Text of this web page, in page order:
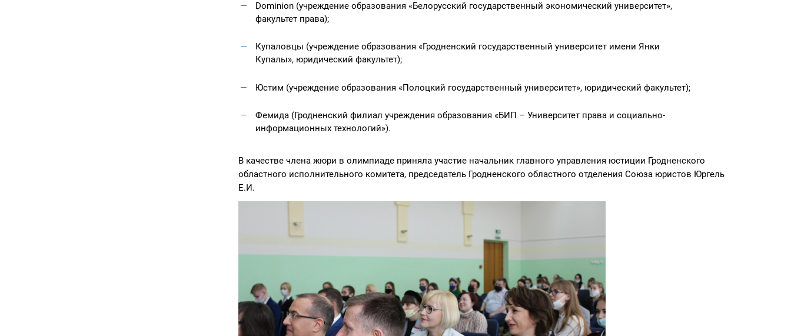
Dominion (учреждение образования «Белорусский государственный экономический университет»,
факультет права);
Купаловцы (учреждение образования «Гродненский государственный университет имени Янки
Купалы», юридический факультет);
Юстим (учреждение образования «Полоцкий государственный университет», юридический факультет);
Фемида (Гродненский филиал учреждения образования «БИП – Университет права и социально-
информационных технологий»).
В качестве члена жюри в олимпиаде приняла участие начальник главного управления юстиции Гродненского
областного исполнительного комитета, председатель Гродненского областного отделения Союза юристов Юргель
Е.И.